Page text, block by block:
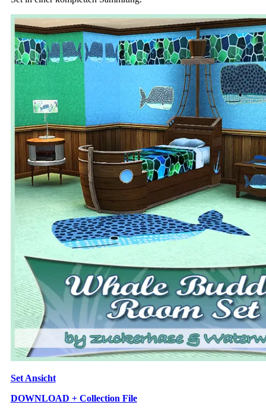
Set Ansicht
DOWNLOAD + Collection File